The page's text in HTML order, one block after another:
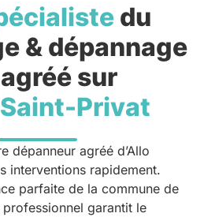
du
& dépannage
sur
Privat
dépanneur agréé d’Allo
interventions rapidement.
parfaite de la commune de
professionnel garantit le